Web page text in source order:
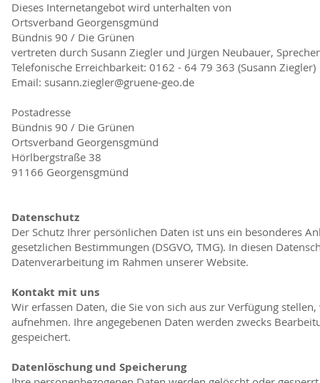
Dieses Internetangebot wird unterhalten von
Ortsverband Georgensgmünd
Bündnis 90 / Die Grünen
vertreten durch Susann Ziegler und Jürgen Neubauer,
Telefonische Erreichbarkeit: 0162 - 64 79 363 (Susann Ziegler)
Email: susann.ziegler@gruene-geo.de
Postadresse
Bündnis 90 / Die Grünen
Ortsverband Georgensgmünd
Hörlbergstraße 38
91166 Georgensgmünd
Datenschutz
Der Schutz Ihrer persönlichen Daten ist uns ein besonderes
gesetzlichen Bestimmungen (DSGVO, TMG). In diesen
Datenverarbeitung im Rahmen unserer Website.
Kontakt mit uns
Wir erfassen Daten, die Sie von sich aus zur Verfügung
aufnehmen. Ihre angegebenen Daten werden zwecks
gespeichert.
Datenlöschung und Speicherung